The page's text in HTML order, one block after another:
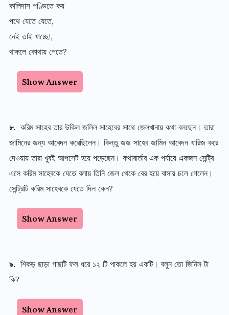
কালিদাস পণ্ডিতে কয়
পথে যেতে যেতে,
নেই তাই খাচ্ছো,
থাকলে কোথায় পেতে?
Show Answer
৮. করিম সাহেব তার উকিল জলিল সাহেবের সাথে জেলখানায় কথা বলছেন। তারা
জামিনের জন্য আবেদন করেছিলেন। কিন্তু জজ সাহেব জামিন আবেদন খারিজ করে
দেওয়ায় তারা খুবই আপসেট হয়ে পড়েছেন। কথাবার্তার এক পর্যায়ে একজন সেন্ট্রি
এসে করিম সাহেবকে যেতে বলায় তিনি জেল থেকে বের হয়ে বাসায় চলে গেলেন।
সেন্ট্রিটি করিম সাহেবকে যেতে দিল কেন?
Show Answer
৯. শিকড় ছাড়া গাছটি ফল ধরে ১২ টি পাকলে হয় একটি। বলুন তো জিনিস টা
কি?
Show Answer